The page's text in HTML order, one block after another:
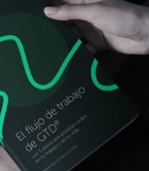
(producto/servicio), a quién
los demás? Tus valores te
Tienen un carácter
concreto.